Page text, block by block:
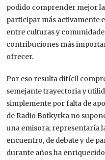
podido comprender mejor
participar más activamente
entre culturas y
contribuciones más
ofrecer.
Por eso resulta difícil
semejante trayectoria y
simplemente por falta de
de Radio Botkyrka no
una emisora; representaría
encuentro, de debate y de
durante años ha